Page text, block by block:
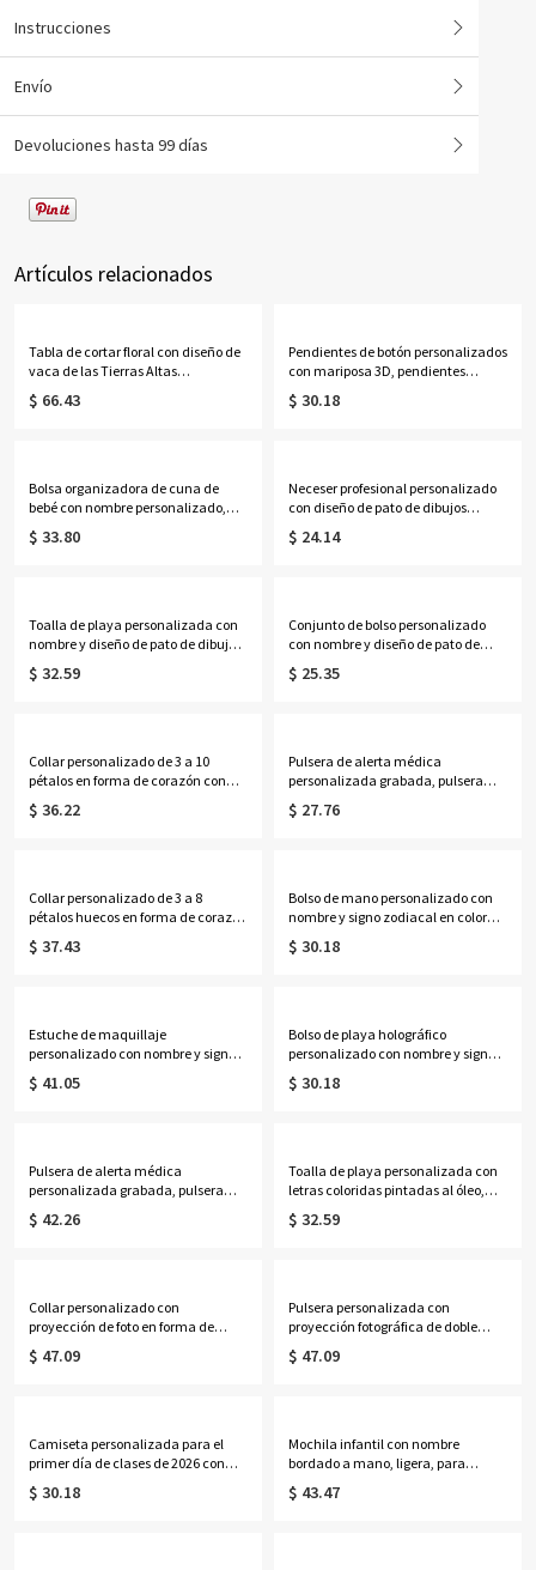
Instrucciones
Envío
Devoluciones hasta 99 días
Artículos relacionados
Tabla de cortar floral con diseño de
vaca de las Tierras Altas
personalizada con nombre, tabla
para servir embutidos de estilo
mamá/ella.
$ 66.43
Pendientes de botón personalizados
con mariposa 3D, pendientes
delicados de plata de ley 925,
regalos de cumpleaños/Día de la
$ 30.18
Bolsa organizadora de cuna de
bebé con nombre personalizado,
bolsa de almacenamiento colgante
de algodón para guardería, bolsillo
$ 33.80
Neceser profesional personalizado
con diseño de pato de dibujos
animados, neceser transparente de
PVC, ideal para fiestas, vacaciones o
$ 24.14
Toalla de playa personalizada con
nombre y diseño de pato de dibujos
animados, toalla de piscina de
microfibra de secado rápido,
$ 32.59
Conjunto de bolso personalizado
con nombre y diseño de pato de
dibujos animados, bolso de lona y
neceser de lino con correa para la
$ 25.35
Collar personalizado de 3 a 10
pétalos en forma de corazón con
piedras de nacimiento y nombres,
delicada joyería floral familiar,
$ 36.22
Pulsera de alerta médica
personalizada grabada, pulsera
ajustable con cadena de cuentas
para identificación médica de
$ 27.76
Collar personalizado de 3 a 8
pétalos huecos en forma de corazón
con piedras de nacimiento y
nombres, delicada joyería floral
$ 37.43
Bolso de mano personalizado con
nombre y signo zodiacal en color
neón, bolso de playa de PVC
transparente con asas de cuerda,
$ 30.18
Estuche de maquillaje
personalizado con nombre y signo
zodiacal, espejo con luz LED de tres
colores, joyero de viaje, regalo de
$ 41.05
Bolso de playa holográfico
personalizado con nombre y signo
zodiacal, bolso de mano
transparente iridiscente de PVC
$ 30.18
Pulsera de alerta médica
personalizada grabada, pulsera
ajustable de identificación médica
de contacto de emergencia, regalo
$ 42.26
Toalla de playa personalizada con
letras coloridas pintadas al óleo,
toalla de piscina de microfibra de
secado rápido, recuerdo de fiesta de
$ 32.59
Collar personalizado con
proyección de foto en forma de
corazón y piedra natal, collar
delicado de plata de ley 925 con
$ 47.09
Pulsera personalizada con
proyección fotográfica de doble
inicial, plata de ley 925, delicada
pulsera con imagen oculta en el
$ 47.09
Camiseta personalizada para el
primer día de clases de 2026 con
nombre, manga corta colorida para
el inicio del año escolar, atuendo
$ 30.18
Mochila infantil con nombre
bordado a mano, ligera, para
preescolar y jardín de infancia, con
un adorable colgante de peluche,
$ 43.47